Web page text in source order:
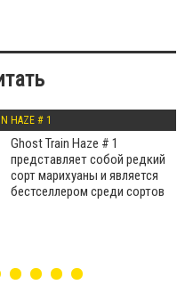
HAZE # 1
Ghost Train Haze # 1
представляет собой редкий
сорт марихуаны и является
бестселлером среди сортов